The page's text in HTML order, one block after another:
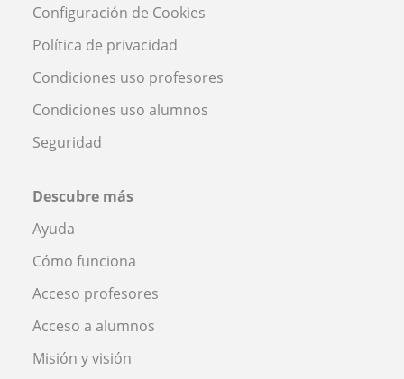
Configuración de Cookies
Política de privacidad
Condiciones uso profesores
Condiciones uso alumnos
Seguridad
Descubre más
Ayuda
Cómo funciona
Acceso profesores
Acceso a alumnos
Misión y visión